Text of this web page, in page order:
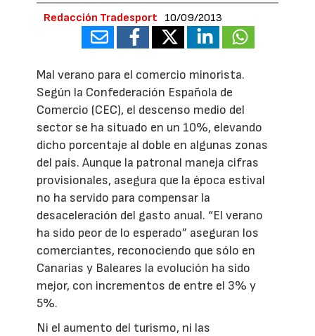
Redacción Tradesport 10/09/2013
Mal verano para el comercio minorista.
Según la Confederación Española de
Comercio (CEC), el descenso medio del
sector se ha situado en un 10%, elevando
dicho porcentaje al doble en algunas zonas
del país. Aunque la patronal maneja cifras
provisionales, asegura que la época estival
no ha servido para compensar la
desaceleración del gasto anual. “El verano
ha sido peor de lo esperado” aseguran los
comerciantes, reconociendo que sólo en
Canarias y Baleares la evolución ha sido
mejor, con incrementos de entre el 3% y
5%.
Ni el aumento del turismo, ni las